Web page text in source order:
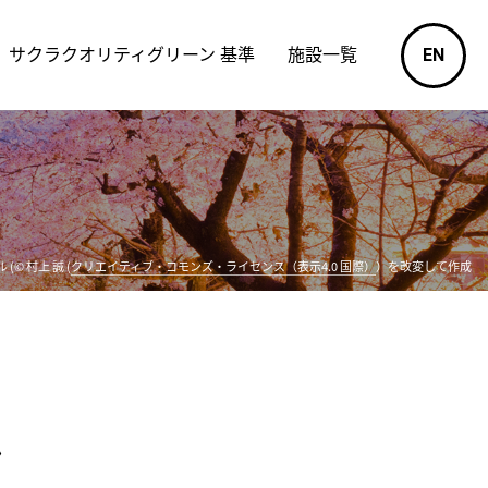
サクラクオリティグリーン 基準 施設一覧 EN
(© 村上 誠 (クリエイティブ・コモンズ・ライセンス（表示4.0 国際））を改変して作成